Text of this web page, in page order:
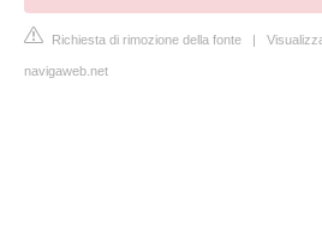
Richiesta di rimozione della fonte |
navigaweb.net